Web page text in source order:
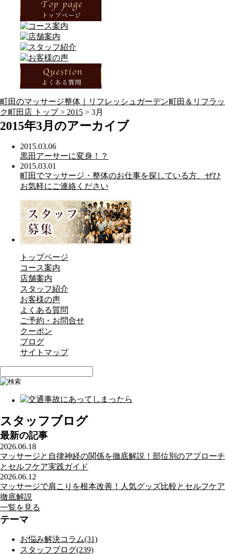
町田のマッサージ整体｜リフレッシュガーデン町田＆リフラッ
ク町田店 トップ > 2015 > 3月
2015年3月のアーカイブ
2015.03.06
黒田アーサーに変身！？
2015.03.01
町田でマッサージ・整体のお仕事を探している方、ぜひ
お気軽にご連絡ください
トップページ
コース案内
店舗案内
スタッフ紹介
お客様の声
よくある質問
ご予約・お問合せ
クーポン
ブログ
サイトマップ
スタッフブログ
最新の記事
2026.06.18
マッサージと自律神経の関係を徹底解説！部位別のアプローチ
とセルフケア実践ガイド
2026.06.12
マッサージで肩こりを根本改善！人気グッズ比較とセルフケア
徹底解説
一覧を見る
テーマ
お悩み解決コラム(31)
スタッフブログ(239)